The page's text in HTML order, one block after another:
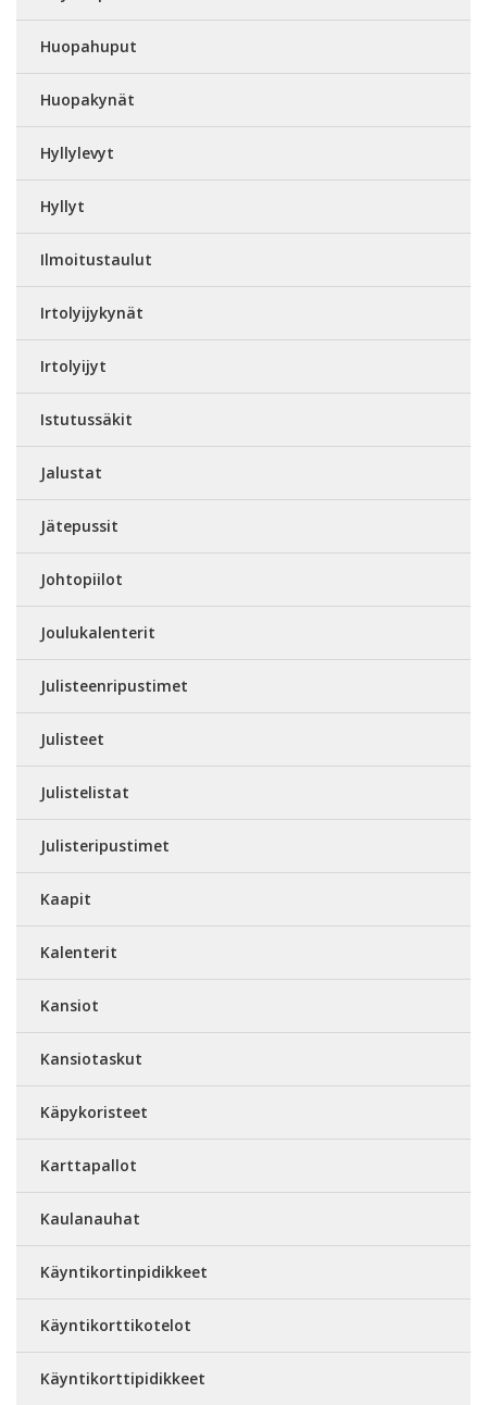
Huopahuput
Huopakynät
Hyllylevyt
Hyllyt
Ilmoitustaulut
Irtolyijykynät
Irtolyijyt
Istutussäkit
Jalustat
Jätepussit
Johtopiilot
Joulukalenterit
Julisteenripustimet
Julisteet
Julistelistat
Julisteripustimet
Kaapit
Kalenterit
Kansiot
Kansiotaskut
Käpykoristeet
Karttapallot
Kaulanauhat
Käyntikortinpidikkeet
Käyntikorttikotelot
Käyntikorttipidikkeet